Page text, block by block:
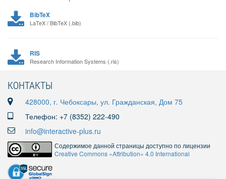
BibTeX
LaTeX / BibTeX (.bib)
RIS
Research Information Systems (.ris)
КОНТАКТЫ
428000, г. Чебоксары, ул. Гражданская, Дом 75
Телефон: +7 (8352) 222-490
info@interactive-plus.ru
Содержимое данной страницы доступно по лицензии
Creative Commons «Attribution» 4.0 International